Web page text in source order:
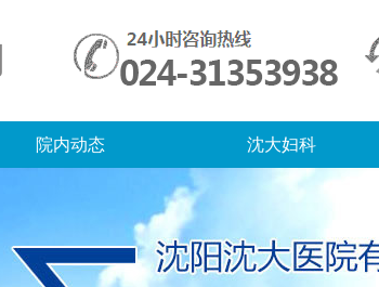
院内动态 沈大妇科